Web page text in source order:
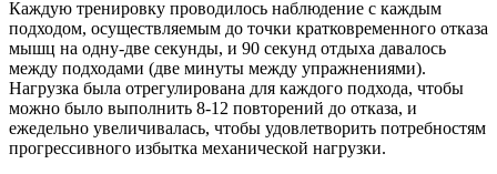
Каждую тренировку проводилось наблюдение с каждым
подходом, осуществляемым до точки кратковременного отказа
мышц на одну-две секунды, и 90 секунд отдыха давалось
между подходами (две минуты между упражнениями).
Нагрузка была отрегулирована для каждого подхода, чтобы
можно было выполнить 8-12 повторений до отказа, и
ежедельно увеличивалась, чтобы удовлетворить потребностям
прогрессивного избытка механической нагрузки.